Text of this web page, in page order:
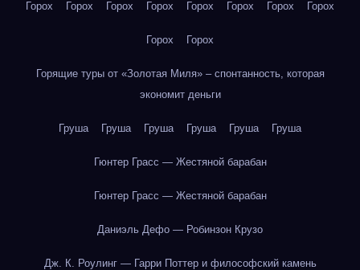
Горох Горох Горох Горох Горох Горох Горох Горох
Горох Горох
Горящие туры от «Золотая Миля» – спонтанность, которая
экономит деньги
Груша Груша Груша Груша Груша Груша
Гюнтер Грасс — Жестяной барабан
Гюнтер Грасс — Жестяной барабан
Даниэль Дефо — Робинзон Крузо
Дж. К. Роулинг — Гарри Поттер и философский камень